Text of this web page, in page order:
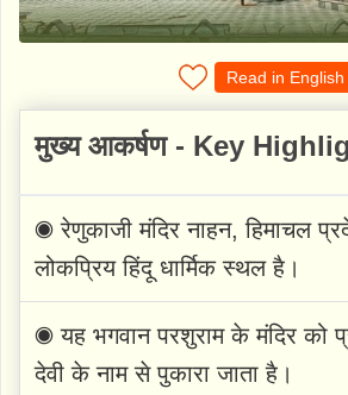
Read in English
मुख्य आकर्षण - Key
◉ रेणुकाजी मंदिर नाहन, हिमाचल
लोकप्रिय हिंदू धार्मिक स्थल है।
◉ यह भगवान परशुराम के मंदिर को
देवी के नाम से पुकारा जाता है।